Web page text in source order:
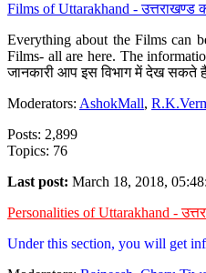
Films of Uttarakhand - उत्तराखण्ड
Everything about the Films can
Films- all are here. The
जानकारी आप इस विभाग में देख सकते
Moderators: AshokMall,
Posts: 2,899
Topics: 76
Last post: March 18, 2018,
Personalities of Uttarakhand -
Under this section, you will get